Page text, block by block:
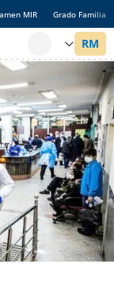
MIR Grado Familia